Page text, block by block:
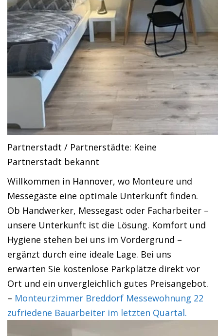
Partnerstadt / Partnerstädte: Keine
Partnerstadt bekannt
Willkommen in Hannover, wo Monteure und
Messegäste eine optimale Unterkunft finden.
Ob Handwerker, Messegast oder Facharbeiter –
unsere Unterkunft ist die Lösung. Komfort und
Hygiene stehen bei uns im Vordergrund –
ergänzt durch eine ideale Lage. Bei uns
erwarten Sie kostenlose Parkplätze direkt vor
Ort und ein unvergleichlich gutes Preisangebot.
– Monteurzimmer Breddorf Messewohnung 22
zufriedene Bauarbeiter im letzten Quartal.